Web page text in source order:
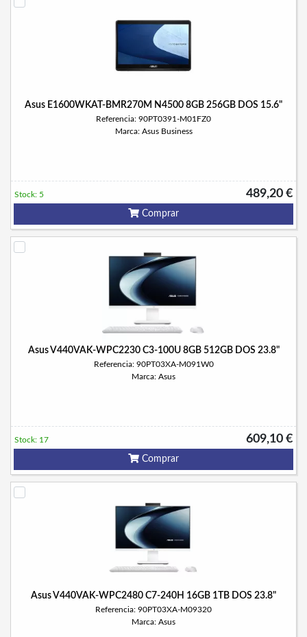
Asus E1600WKAT-BMR270M N4500 8GB 256GB DOS 15.6"
Referencia: 90PT0391-M01FZ0
Marca: Asus Business
489,20 €
Stock: 5
Comprar
Asus V440VAK-WPC2230 C3-100U 8GB 512GB DOS 23.8"
Referencia: 90PT03XA-M091W0
Marca: Asus
609,10 €
Stock: 17
Comprar
Asus V440VAK-WPC2480 C7-240H 16GB 1TB DOS 23.8"
Referencia: 90PT03XA-M09320
Marca: Asus